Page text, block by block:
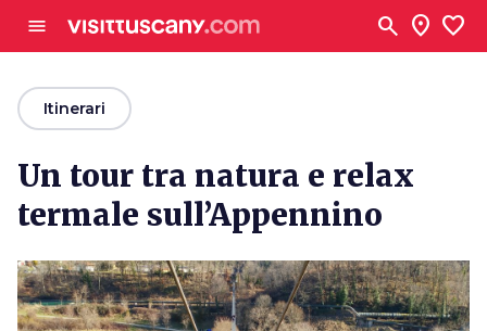
menu search location_on favorite
arrow_backItinerari
Un tour tra natura e relax
termale sull’Appennino